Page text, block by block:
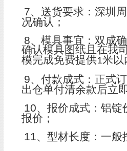
7、送货要求：深圳
况确认；
8、模具事宜：双成
确认模具图纸且在我
模完成免费提供1米以
9、付款成式：正式
出仓单付清余款后立
10、报价成式：铝锭
报价；
11、型材长度：一般